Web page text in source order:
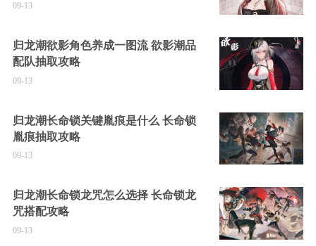
09-13
归龙潮欲影角色养成一图流 欲影潮品
配队抽取攻略
09-13
归龙潮长命锁关键胤痕是什么 长命锁
胤痕抽取攻略
09-13
归龙潮长命锁龙咒怎么选择 长命锁龙
咒搭配攻略
09-13